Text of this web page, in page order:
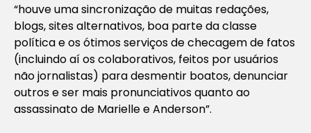
“houve uma sincronização de muitas redações,
blogs, sites alternativos, boa parte da classe
política e os ótimos serviços de checagem de fatos
(incluindo aí os colaborativos, feitos por usuários
não jornalistas) para desmentir boatos, denunciar
outros e ser mais pronunciativos quanto ao
assassinato de Marielle e Anderson”.